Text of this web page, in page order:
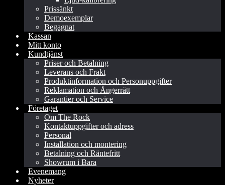
Prissänkt
Demoexemplar
Begagnat
Kassan
Mitt konto
Kundtjänst
Priser och Betalning
Leverans och Frakt
Produktinformation och Personuppgifter
Reklamation och Ångerrätt
Garantier och Service
Företaget
Om The Rock
Kontaktuppgifter och adress
Personal
Installation och montering
Betalning och Räntefritt
Showrum i Bara
Evenemang
Nyheter